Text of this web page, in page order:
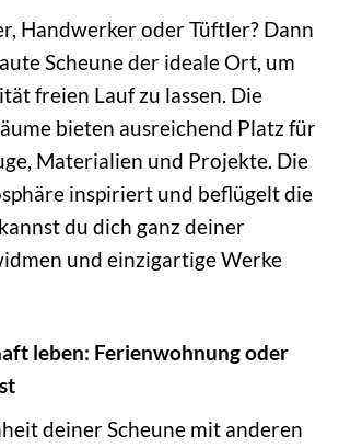
Handwerker oder Tüftler? Dann
Scheune der ideale Ort, um
freien Lauf zu lassen. Die
bieten ausreichend Platz für
Materialien und Projekte. Die
inspiriert und beflügelt die
du dich ganz deiner
und einzigartige Werke
leben: Ferienwohnung oder
deiner Scheune mit anderen